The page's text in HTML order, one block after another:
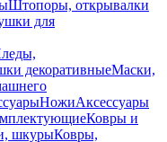
Штопоры, открывалки
для
декоративныеМаски,
НожиАксессуары
Ковры и
шкурыКовры,